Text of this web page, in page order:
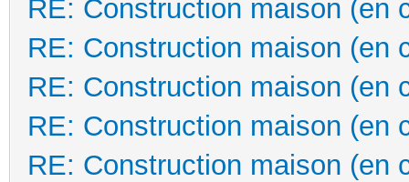
RE: Construction maison (en
RE: Construction maison (en
RE: Construction maison (en
RE: Construction maison (en
RE: Construction maison (en